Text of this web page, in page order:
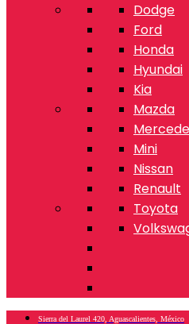
Dodge
Ford
Honda
Hyundai
Kia
Mazda
Mini
Nissan
Renault
Toyota
Sierra del Laurel 420, Aguascalientes, México